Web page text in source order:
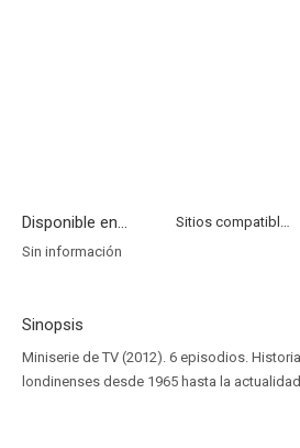
Disponible en...
Sitios compatibles
Sin información
Sinopsis
Miniserie de TV (2012). 6 episodios.
londinenses desde 1965 hasta la